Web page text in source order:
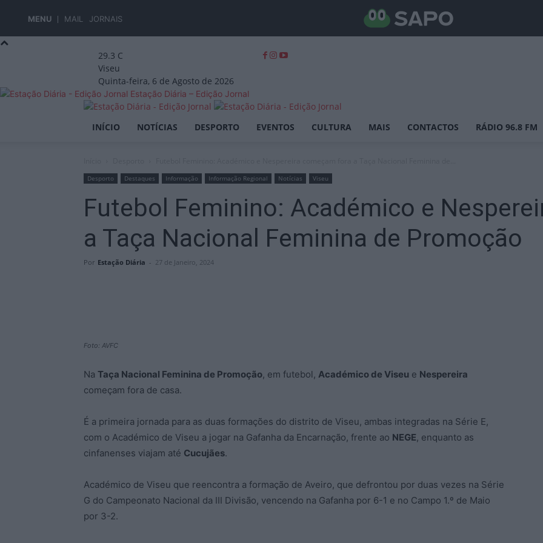
MENU MAIL JORNAIS
29.3 C
Viseu
Quinta-feira, 6 de Agosto de 2026
Estação Diária – Edição Jornal
INÍCIO NOTÍCIAS DESPORTO EVENTOS CULTURA MAIS CONTACTOS RÁDIO 96.8 FM
Desporto Destaques Informação Informação Regional Notícias Viseu
Futebol Feminino: Académico e
a Taça Nacional Feminina de Promoção
Por Estação Diária - 27 de Janeiro, 2024
Foto: AVFC
Na Taça Nacional Feminina de Promoção, em futebol, Académico de Viseu e Nespereira
começam fora de casa.
É a primeira jornada para as duas formações do distrito de Viseu, ambas integradas na Série E,
com o Académico de Viseu a jogar na Gafanha da Encarnação, frente ao NEGE, enquanto as
cinfanenses viajam até Cucujães.
Académico de Viseu que reencontra a formação de Aveiro, que defrontou por duas vezes na Série
G do Campeonato Nacional da III Divisão, vencendo na Gafanha por 6-1 e no Campo 1.º de Maio
por 3-2.